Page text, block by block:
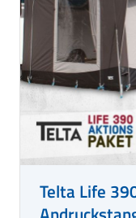
Telta Life